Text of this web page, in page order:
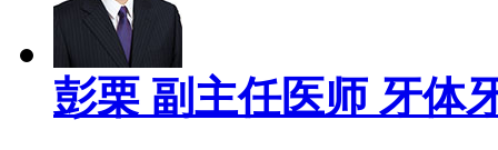
彭栗 副主任医师 牙体